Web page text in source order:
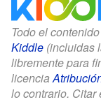
Todo el
Kiddle (incluidas
libremente para
licencia
lo contrario. Citar